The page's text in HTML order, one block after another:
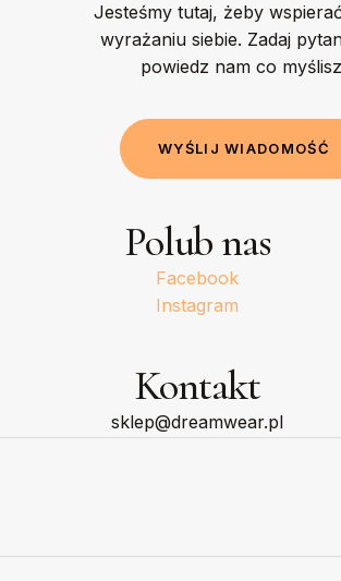
Jesteśmy tutaj, żeby
wyrażaniu siebie. Zadaj
powiedz nam co
WYŚLI J WIADOMOŚĆ
Polub nas
Facebook
Instagram
Kontakt
sklep@dreamwear.pl